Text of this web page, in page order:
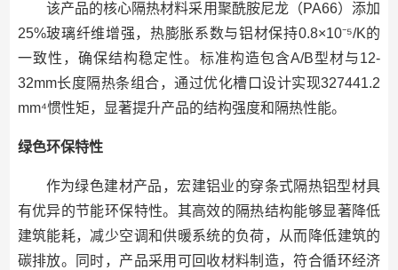
该产品的核心隔热材料采用聚酰胺尼龙（PA66）添加
25%玻璃纤维增强，热膨胀系数与铝材保持0.8×10⁻⁵/K的
一致性，确保结构稳定性。标准构造包含A/B型材与12-
32mm长度隔热条组合，通过优化槽口设计实现327441.2
mm⁴惯性矩，显著提升产品的结构强度和隔热性能。
绿色环保特性
作为绿色建材产品，宏建铝业的穿条式隔热铝型材具
有优异的节能环保特性。其高效的隔热结构能够显著降低
建筑能耗，减少空调和供暖系统的负荷，从而降低建筑的
碳排放。同时，产品采用可回收材料制造，符合循环经济